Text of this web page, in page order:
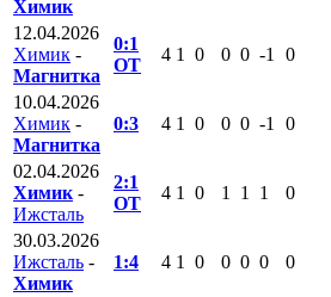
Химик
12.04.2026
Химик -
Магнитка
0:1
ОТ
4 1 0 0 0 -1 0
10.04.2026
Химик -
Магнитка
0:3 4 1 0 0 0 -1 0
02.04.2026
Химик -
Ижсталь
2:1
ОТ
4 1 0 1 1 1 0
30.03.2026
Ижсталь -
Химик
1:4 4 1 0 0 0 0 0